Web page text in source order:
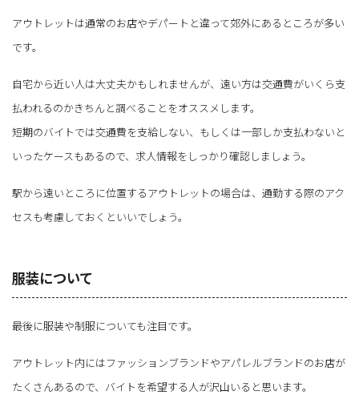
アウトレットは通常のお店やデパートと違って郊外にあるところが多い
です。
自宅から近い人は大丈夫かもしれませんが、遠い方は交通費がいくら支
払われるのかきちんと調べることをオススメします。
短期のバイトでは交通費を支給しない、もしくは一部しか支払わないと
いったケースもあるので、求人情報をしっかり確認しましょう。
駅から遠いところに位置するアウトレットの場合は、通勤する際のアク
セスも考慮しておくといいでしょう。
服装について
最後に服装や制服についても注目です。
アウトレット内にはファッションブランドやアパレルブランドのお店が
たくさんあるので、バイトを希望する人が沢山いると思います。